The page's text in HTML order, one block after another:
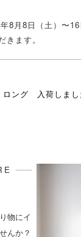
8月8日（土）〜
ます。
ロング 入荷しまし
物にイ
んか？